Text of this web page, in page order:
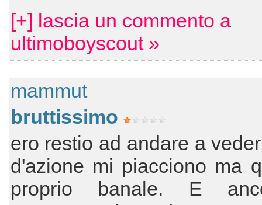
[+] lascia un commento a
ultimoboyscout »
mammut
bruttissimo
ero restio ad andare a
d'azione mi piacciono ma
proprio banale. E